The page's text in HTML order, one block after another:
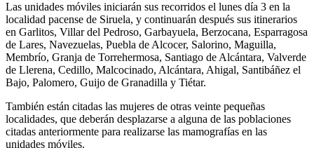
Las unidades móviles iniciarán sus recorridos el lunes día 3 en la
localidad pacense de Siruela, y continuarán después sus itinerarios
en Garlitos, Villar del Pedroso, Garbayuela, Berzocana, Esparragosa
de Lares, Navezuelas, Puebla de Alcocer, Salorino, Maguilla,
Membrío, Granja de Torrehermosa, Santiago de Alcántara, Valverde
de Llerena, Cedillo, Malcocinado, Alcántara, Ahigal, Santibáñez el
Bajo, Palomero, Guijo de Granadilla y Tiétar.
También están citadas las mujeres de otras veinte pequeñas
localidades, que deberán desplazarse a alguna de las poblaciones
citadas anteriormente para realizarse las mamografías en las
unidades móviles.